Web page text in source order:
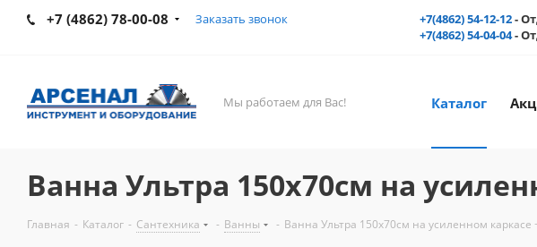
+7 (4862) 78-00-08 Заказать звонок +7(4862) 54-12-12-
+7(4862) 54-04-04-
Мы работаем для Вас! Каталог
Ванна Ультра 150х70см на
Главная - Каталог - Сантехника - Ванны - Ванна Ультра 150х70см на усиленном каркасе